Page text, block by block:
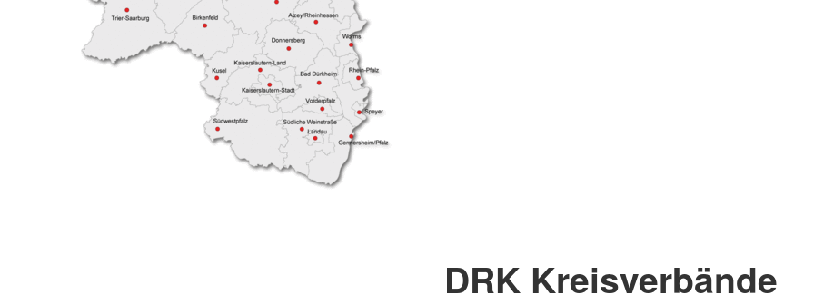
DRK Kreisverbände